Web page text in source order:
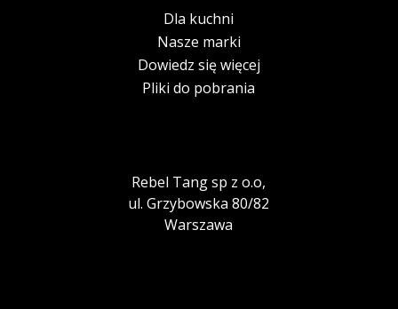
Dla kuchni
Nasze marki
Dowiedz się więcej
Pliki do pobrania
Rebel Tang sp z o.o,
ul. Grzybowska 80/82
Warszawa